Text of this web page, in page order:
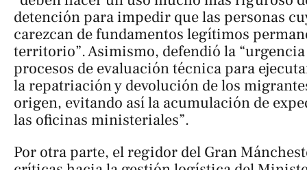
detención para impedir que las personas
carezcan de fundamentos legítimos
territorio”. Asimismo, defendió la
procesos de evaluación técnica para
la repatriación y devolución de los
origen, evitando así la acumulación de
las oficinas ministeriales”.
Por otra parte, el regidor del Gran